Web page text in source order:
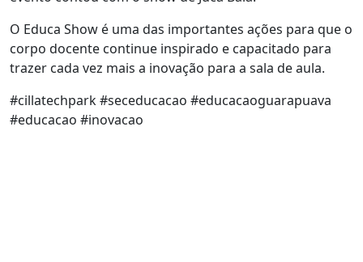
O Educa Show é uma das importantes ações para que o
corpo docente continue inspirado e capacitado para
trazer cada vez mais a inovação para a sala de aula.
#cillatechpark #seceducacao #educacaoguarapuava
#educacao #inovacao